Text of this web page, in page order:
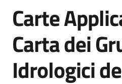
Visualizza
dati
on-
line
Salta al contenuto
Carte
Carta dei
Idrologici